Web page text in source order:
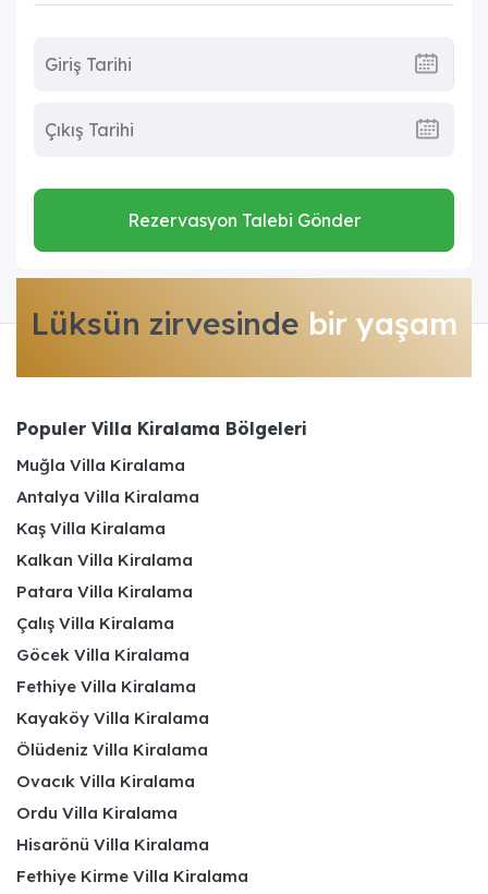
Rezervasyon Talebi Gönder
Lüksün zirvesinde bir yaşam
Populer Villa Kiralama Bölgeleri
Muğla Villa Kiralama
Antalya Villa Kiralama
Kaş Villa Kiralama
Kalkan Villa Kiralama
Patara Villa Kiralama
Çalış Villa Kiralama
Göcek Villa Kiralama
Fethiye Villa Kiralama
Kayaköy Villa Kiralama
Ölüdeniz Villa Kiralama
Ovacık Villa Kiralama
Ordu Villa Kiralama
Hisarönü Villa Kiralama
Fethiye Kirme Villa Kiralama